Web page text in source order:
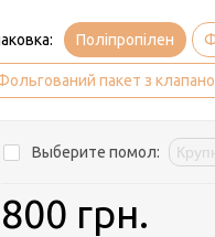
Поліпропілен
пакет з
Выберите помол:
800 грн.